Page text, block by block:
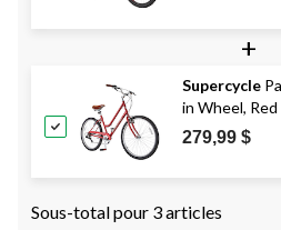
+
Supercycle
in Wheel, Red
279,99 $
Sous-total pour 3 articles